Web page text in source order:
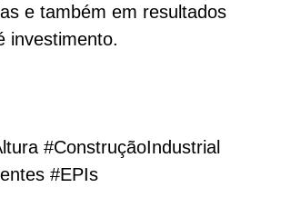
e também em resultados
investimento.
#ConstruçãoIndustrial
#EPIs